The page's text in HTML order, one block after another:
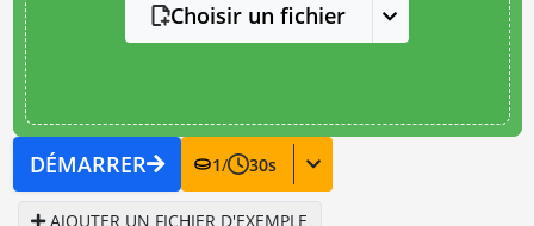
Choisir un fichier
DÉMARRER 1/ 30s
AJOUTER UN FICHIER D'EXEMPLE